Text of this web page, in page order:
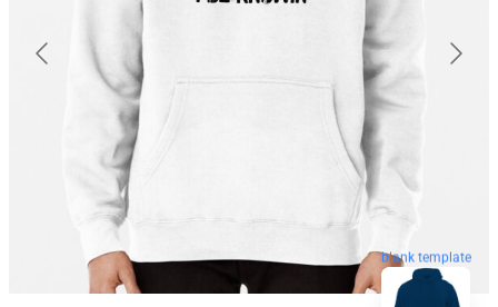
blank template